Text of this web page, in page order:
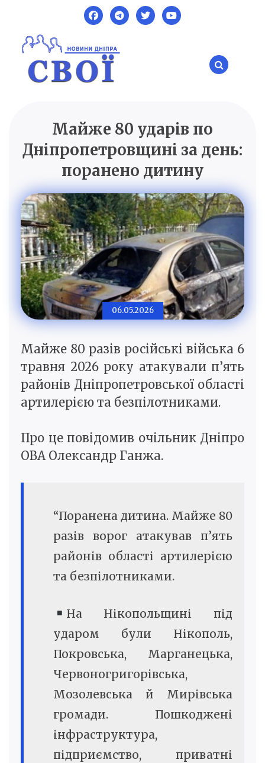
content
SVOI.DP.UA
Новини Дніпра
Майже 80 ударів по
Дніпропетровщині за день:
поранено дитину
06.05.2026
Майже 80 разів російські війська 6
травня 2026 року атакували п’ять
районів Дніпропетровської області
артилерією та безпілотниками.
Про це повідомив очільник Дніпро
ОВА Олександр Ганжа.
“Поранена дитина. Майже 80
разів ворог атакував п’ять
районів області артилерією
та безпілотниками.
На Нікопольщині під
ударом були Нікополь,
Покровська, Марганецька,
Червоногригорівська,
Мозолевська й Мирівська
громади. Пошкоджені
інфраструктура,
підприємство, приватні